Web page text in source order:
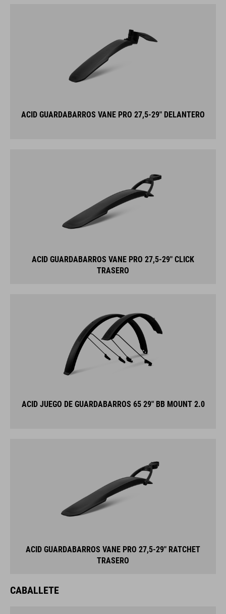
ACID GUARDABARROS VANE PRO 27,5-29" DELANTERO
ACID GUARDABARROS VANE PRO 27,5-29" CLICK
TRASERO
ACID JUEGO DE GUARDABARROS 65 29" BB MOUNT 2.0
ACID GUARDABARROS VANE PRO 27,5-29" RATCHET
TRASERO
CABALLETE